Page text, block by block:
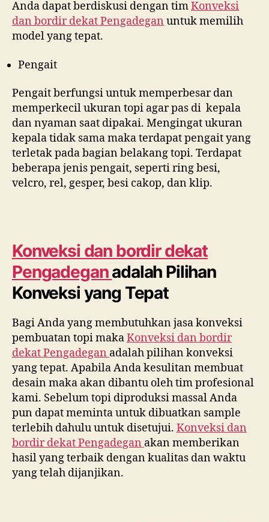
Anda dapat berdiskusi dengan timKonveksi
dan bordir dekatPengadegan untuk memilih
model yang tepat.
Pengait
Pengait berfungsi untuk memperbesar dan
memperkecil ukuran topi agar pas di kepala
dan nyaman saat dipakai. Mengingat ukuran
kepala tidak sama maka terdapat pengait yang
terletak pada bagian belakang topi. Terdapat
beberapa jenis pengait, seperti ring besi,
velcro, rel, gesper, besi cakop, dan klip.
Konveksi dan bordir dekat
Pengadeganadalah Pilihan
Konveksi yang Tepat
Bagi Anda yang membutuhkan jasa konveksi
pembuatan topi makaKonveksi dan bordir
dekatPengadegan adalah pilihan konveksi
yang tepat. Apabila Anda kesulitan membuat
desain maka akan dibantu oleh tim profesional
kami. Sebelum topi diproduksi massal Anda
pun dapat meminta untuk dibuatkan sample
terlebih dahulu untuk disetujui. Konveksi dan
bordir dekatPengadegan akan memberikan
hasil yang terbaik dengan kualitas dan waktu
yang telah dijanjikan.